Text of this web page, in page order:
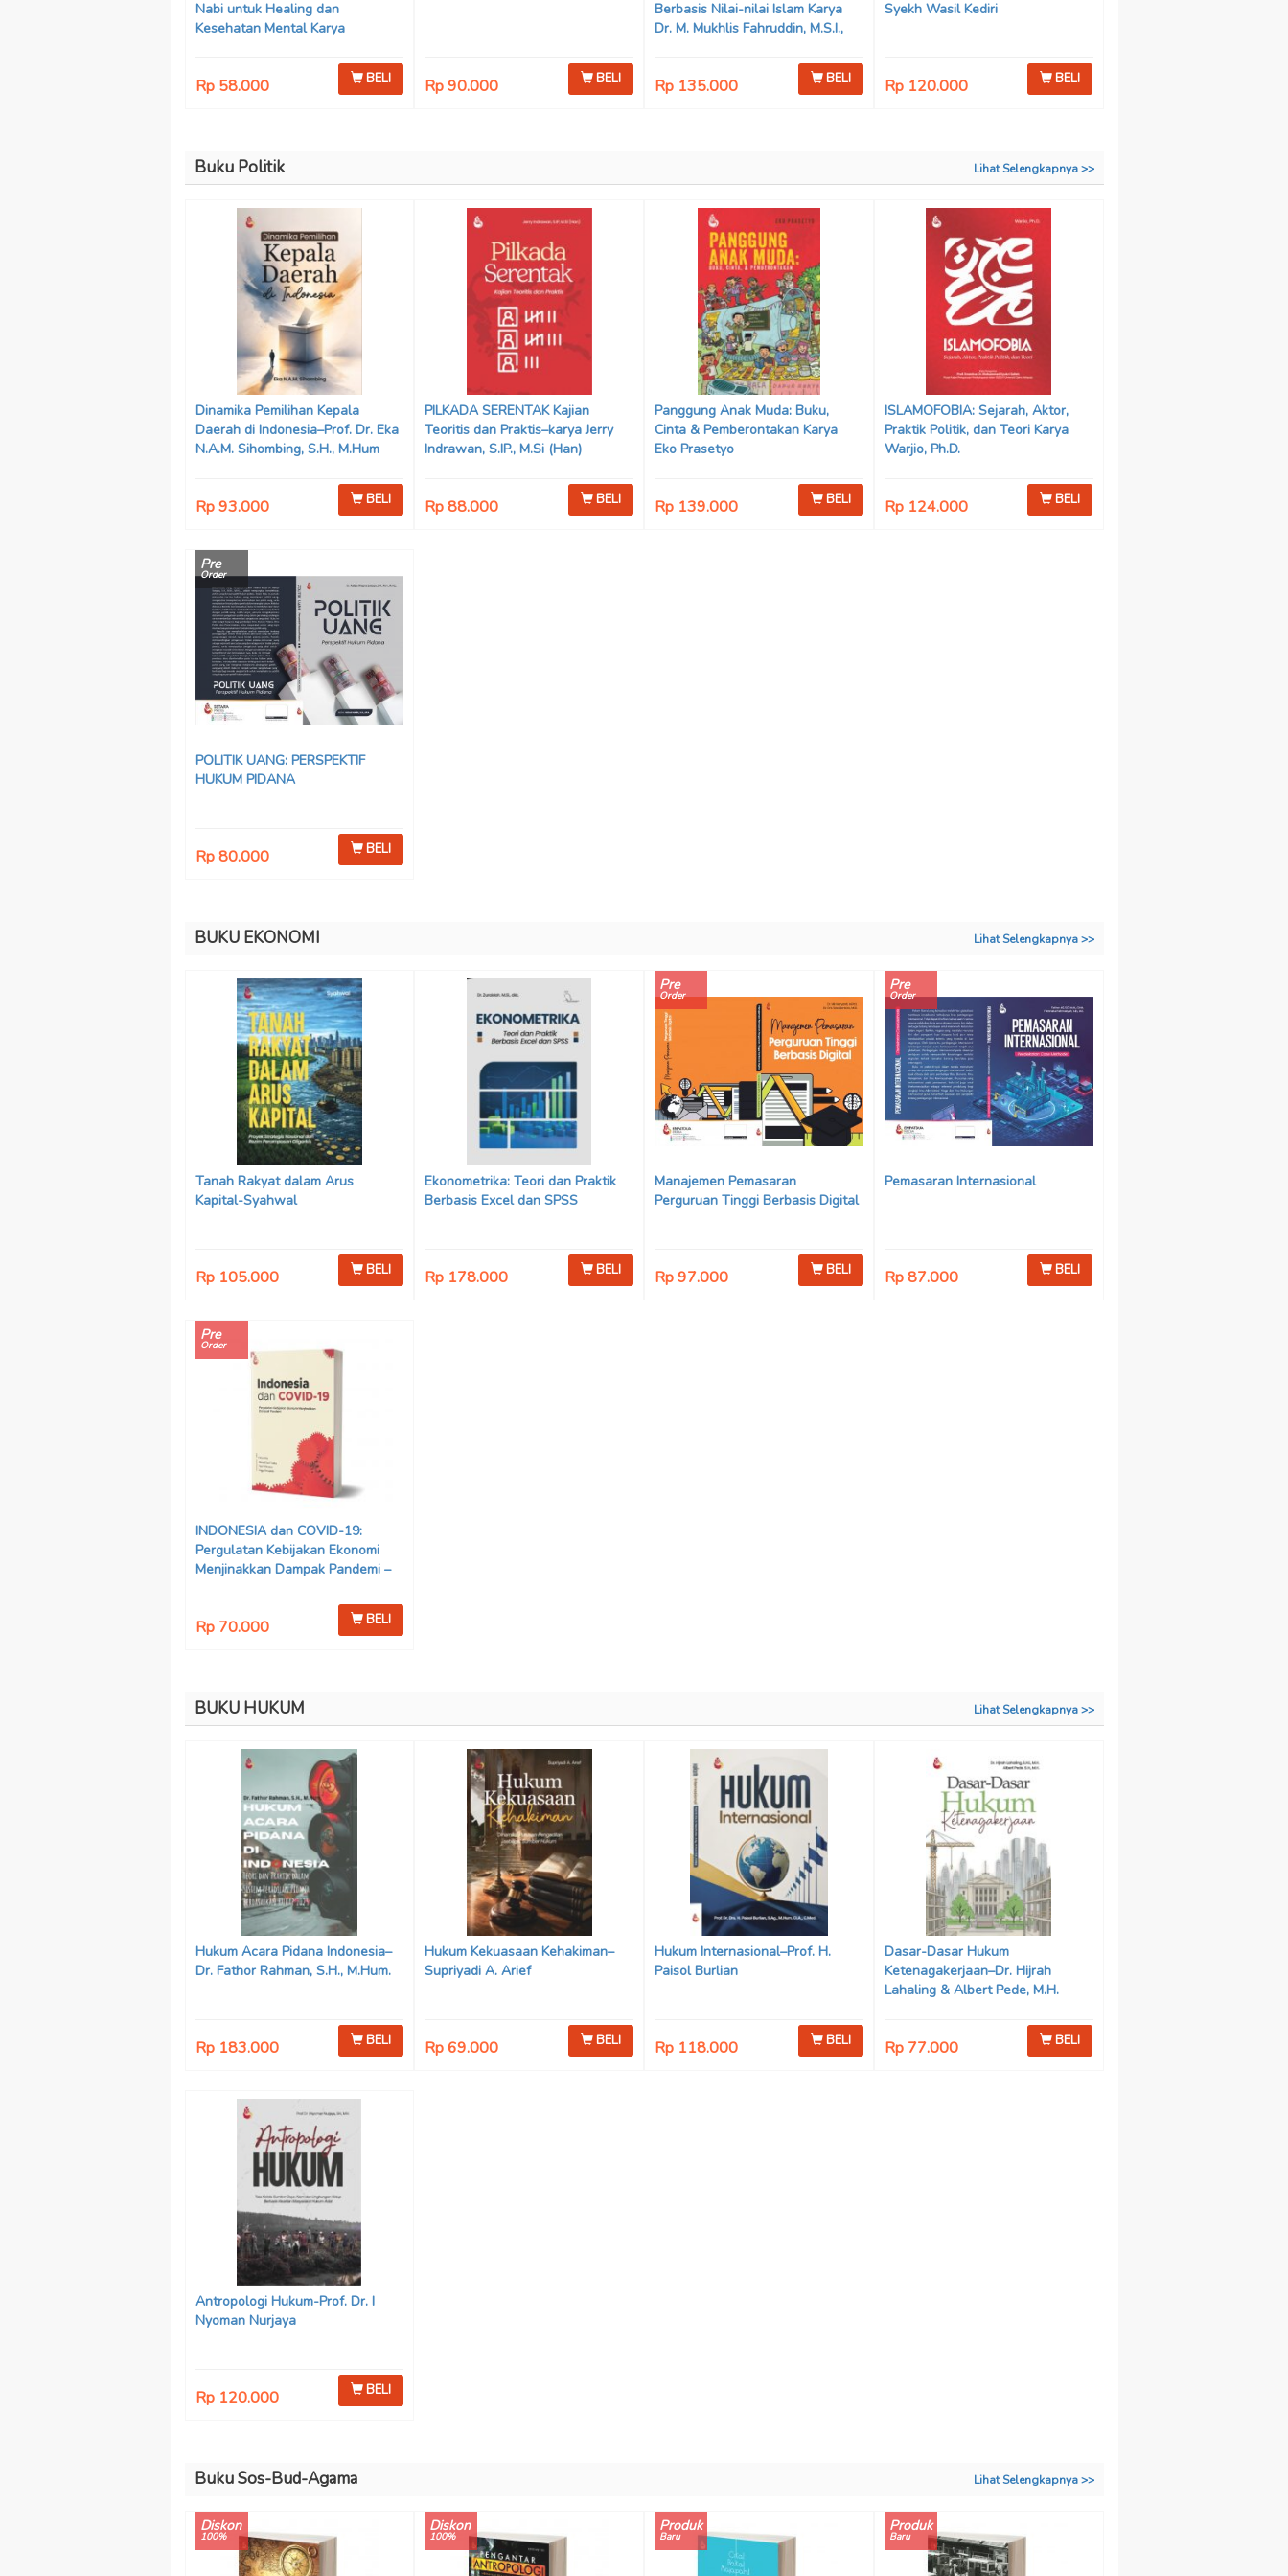
Nabi untuk Healing dan
Kesehatan Mental Karya
Ilham Ramadhan, Lu’lu’atus
Saniyya Fadhila, Avanda Chintya
Rp 58.000 BELI Rp 90.000 BELI
Berbasis Nilai-nilai Islam Karya
Dr. M. Mukhlis Fahruddin, M.S.I.,
Adrenal Stezen, S.H., M.H.
Rp 135.000 BELI
Syekh Wasil Kediri
Rp 120.000 BELI
Buku Politik Lihat Selengkapnya >>
Dinamika Pemilihan Kepala
Daerah di Indonesia–Prof. Dr. Eka
N.A.M. Sihombing, S.H., M.Hum
Rp 93.000 BELI
PILKADA SERENTAK Kajian
Teoritis dan Praktis–karya Jerry
Indrawan, S.IP., M.Si (Han)
Rp 88.000 BELI
Panggung Anak Muda: Buku,
Cinta & Pemberontakan Karya
Eko Prasetyo
Rp 139.000 BELI
ISLAMOFOBIA: Sejarah, Aktor,
Praktik Politik, dan Teori Karya
Warjio, Ph.D.
Rp 124.000 BELI
Pre
Order
POLITIK UANG: PERSPEKTIF
HUKUM PIDANA
Rp 80.000 BELI
BUKU EKONOMI Lihat Selengkapnya >>
Tanah Rakyat dalam Arus
Kapital-Syahwal
Rp 105.000 BELI
Ekonometrika: Teori dan Praktik
Berbasis Excel dan SPSS
Rp 178.000 BELI
Pre
Order
Manajemen Pemasaran
Perguruan Tinggi Berbasis Digital
Rp 97.000 BELI
Pre
Order
Pemasaran Internasional
Rp 87.000 BELI
Pre
Order
INDONESIA dan COVID-19:
Pergulatan Kebijakan Ekonomi
Menjinakkan Dampak Pandemi –
Rp 70.000 BELI
BUKU HUKUM Lihat Selengkapnya >>
Hukum Acara Pidana Indonesia–
Dr. Fathor Rahman, S.H., M.Hum.
Rp 183.000 BELI
Hukum Kekuasaan Kehakiman–
Supriyadi A. Arief
Rp 69.000 BELI
Hukum Internasional–Prof. H.
Paisol Burlian
Rp 118.000 BELI
Dasar-Dasar Hukum
Ketenagakerjaan–Dr. Hijrah
Lahaling & Albert Pede, M.H.
Rp 77.000 BELI
Antropologi Hukum-Prof. Dr. I
Nyoman Nurjaya
Rp 120.000 BELI
Buku Sos-Bud-Agama Lihat Selengkapnya >>
Diskon
100%
Diskon
100%
Produk
Baru
Produk
Baru